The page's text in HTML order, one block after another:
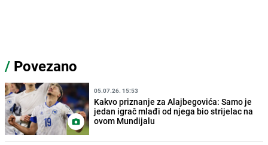
/ Povezano
05.07.26. 15:53
Kakvo priznanje za Alajbegovića: Samo je
jedan igrač mlađi od njega bio strijelac na
ovom Mundijalu